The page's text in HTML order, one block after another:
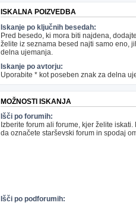
ISKALNA POIZVEDBA
Iskanje po ključnih besedah:
Pred besedo, ki mora biti najdena, dodajte
želite iz seznama besed najti samo eno,
delna ujemanja.
Iskanje po avtorju:
Uporabite * kot poseben znak za delna
MOŽNOSTI ISKANJA
Išči po forumih:
Izberite forum ali forume, kjer želite
da označete starševski forum in spodaj
Išči po podforumih: